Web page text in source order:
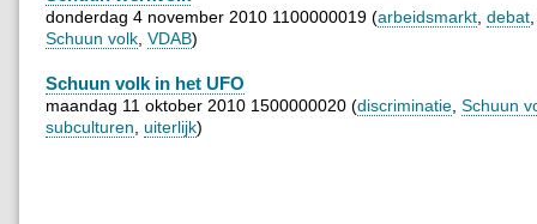
donderdag 4 november 2010 1100000019 (arbeidsmarkt debat
Schuun volk VDAB)
Schuun volk in het UFO
maandag 11 oktober 2010 1500000020 (discriminatie Schuun
subculturen uiterlijk)